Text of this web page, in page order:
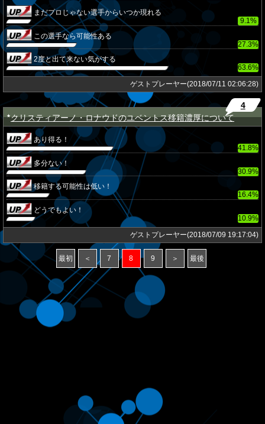
まだプロじゃない選手からいつか現れる
9.1%
この選手なら可能性ある
27.3%
2度と出て来ない気がする
63.6%
ゲストプレーヤー(2018/07/11 02:06:28)
★クリスティアーノ・ロナウドのユベントス移籍濃厚について
4
あり得る！
41.8%
多分ない！
30.9%
移籍する可能性は低い！
16.4%
どうでもよい！
10.9%
ゲストプレーヤー(2018/07/09 19:17:04)
最初 ＜ 7 8 9 ＞ 最後